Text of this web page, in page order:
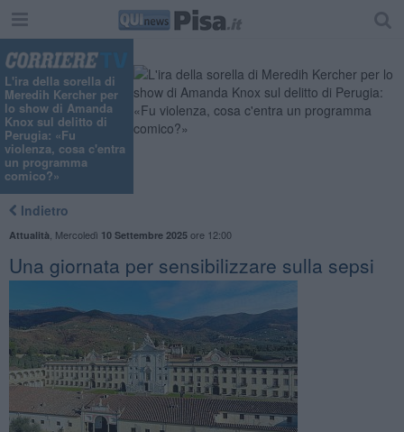
L'ira della sorella di
Meredih Kercher per
lo show di Amanda
Knox sul delitto di
Perugia: «Fu
violenza, cosa c'entra
un programma
comico?»
Indietro
Attualità Mercoledì 10 Settembre 2025ore 12:00
Una giornata per sensibilizzare sulla sepsi